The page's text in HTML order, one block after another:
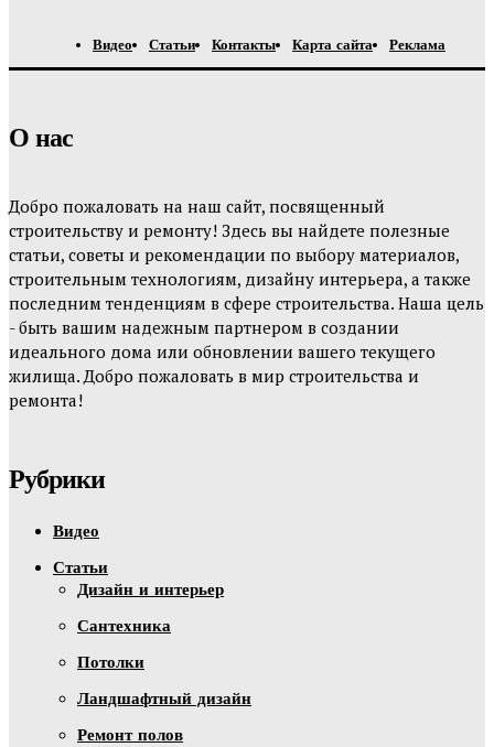
Видео Статьи Контакты Карта сайта Реклама
О нас
Добро пожаловать на наш сайт, посвященный
строительству и ремонту! Здесь вы найдете полезные
статьи, советы и рекомендации по выбору материалов,
строительным технологиям, дизайну интерьера, а также
последним тенденциям в сфере строительства. Наша цель
- быть вашим надежным партнером в создании
идеального дома или обновлении вашего текущего
жилища. Добро пожаловать в мир строительства и
ремонта!
Рубрики
Видео
Статьи
Дизайн и интерьер
Сантехника
Потолки
Ландшафтный дизайн
Ремонт полов